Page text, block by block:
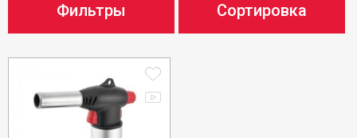
Фильтры Сортировка